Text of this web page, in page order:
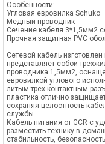
Особенности:
Угловая евровилка Schuko
Медный проводник
Сечение кабеля 3*1,5мм2
Прочная защитная PVC
Сетевой кабель
представляет собой
проводника 1,5мм2,
евровилкой углового
литым трёх контактным
пластика отлично
сохраняя целостность
службы.
Кабель питания от GCR с
разместить технику в
стабильность,